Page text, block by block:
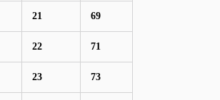
21 69
22 71
23 73